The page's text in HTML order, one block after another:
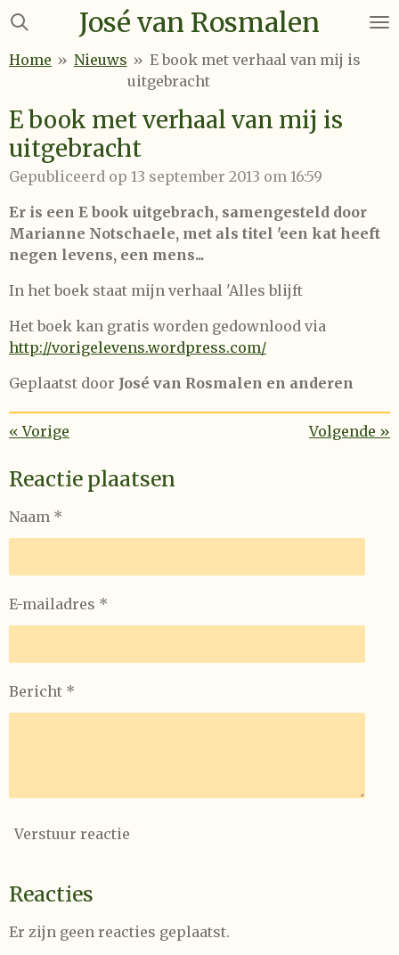
Ga
naar
José van Rosmalen
Home » Nieuws » E book met verhaal van mij is
uitgebracht
E book met verhaal van mij is
uitgebracht
Gepubliceerd op 13 september 2013 om 16:59
Er is een E book uitgebrach, samengesteld door
Marianne Notschaele, met als titel 'een kat heeft
negen levens, een mens...
In het boek staat mijn verhaal 'Alles blijft
Het boek kan gratis worden gedownlood via
http://vorigelevens.wordpress.com/
Geplaatst door José van Rosmalen en anderen
«Vorige Volgende »
Reactie plaatsen
Naam *
E-mailadres *
Bericht *
Verstuur reactie
Reacties
Er zijn geen reacties geplaatst.